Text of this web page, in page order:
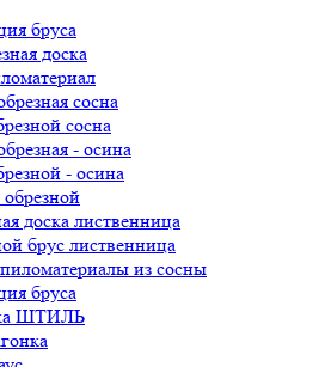
бруса
доска
сосна
сосна
- осина
- осина
доска лиственница
брус лиственница
из сосны
бруса
ШТИЛЬ